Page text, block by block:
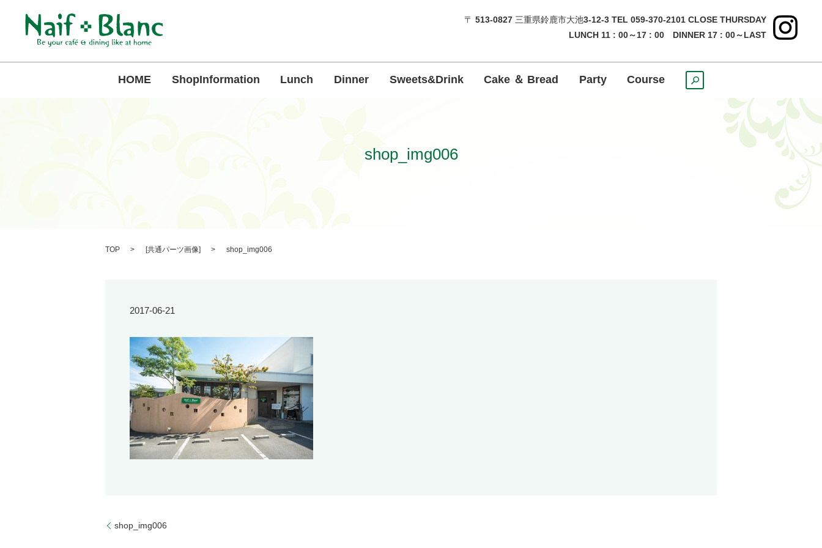
〒 513-0827三重県鈴鹿市大池3-12-3 TEL 059-370-2101 CLOSE THURSDAY
LUNCH 11 : 00～17 : 00 DINNER 17 : 00～LAST
HOME ShopInformation Lunch Dinner Sweets&Drink Cake ＆ Bread Party Course
shop_img006
TOP [共通パーツ画像] shop_img006
2017-06-21
shop_img006